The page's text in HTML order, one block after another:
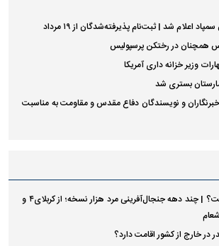
اعلام شد | ثبت‌نام پذیرفته‌شدگان از ۱۹ مرداد
همچنان در رختکن پرسپولیس
وزیر خزانه داری آمریکا
بستری شد
خبرنگاران و نویسندگان دفاع مقدس و مقاومت به مناسبت
محسن رضایی کیست؟ | چند دهه جنجال‌آفرینی مرد هزار نسخه؛ از کربلای۴ و
در خارج از کشور اقامت دارد؟